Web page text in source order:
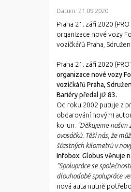
Datum: 21.09.2020
Praha 21. září 2020
organizace nové vozy
vozíčkářů Praha,
Praha 21. září 2020
organizace nové vozy
vozíčkářů Praha,
Bariéry předal již 83.
Od roku 2002 putuje z
obdarování novými
korun. "Děkujeme našim
ovosáčků. Těší nás, že
šťastných kilometrů v
Infobox: Globus věnuje
"Spolupráce se
dlouhodobé spolupráce
nová auta nutně